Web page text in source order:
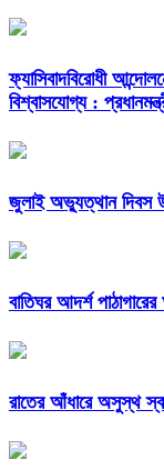
ফ্যাসিবাদবিরোধী
বিশ্বাসযোগ্য :
জুলাই অভ্যুত্থান দিবস
বাতিঘর আদর্শ
রাতের আঁধারে অসুস্থ